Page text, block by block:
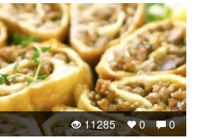
0
0
11285